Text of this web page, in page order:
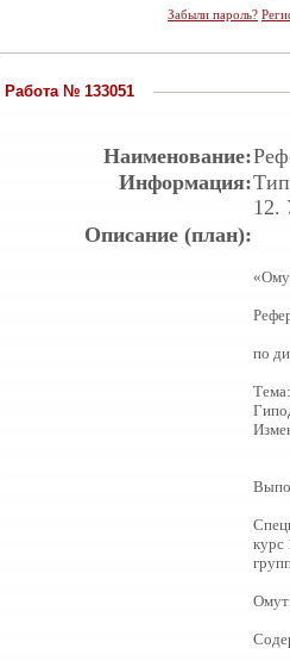
Забыли пароль?
Работа № 133051
Наименование:
Информация:
12.
Описание (план):
по
Тема:
курс